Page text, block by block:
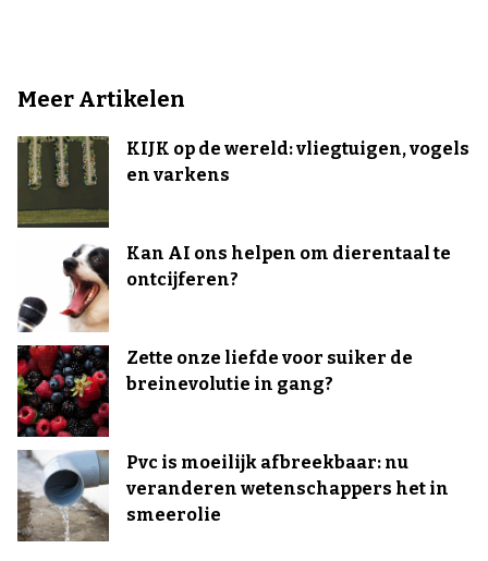
Meer Artikelen
KIJK op de wereld: vliegtuigen, vogels
en varkens
Kan AI ons helpen om dierentaal te
ontcijferen?
Zette onze liefde voor suiker de
breinevolutie in gang?
Pvc is moeilijk afbreekbaar: nu
veranderen wetenschappers het in
smeerolie